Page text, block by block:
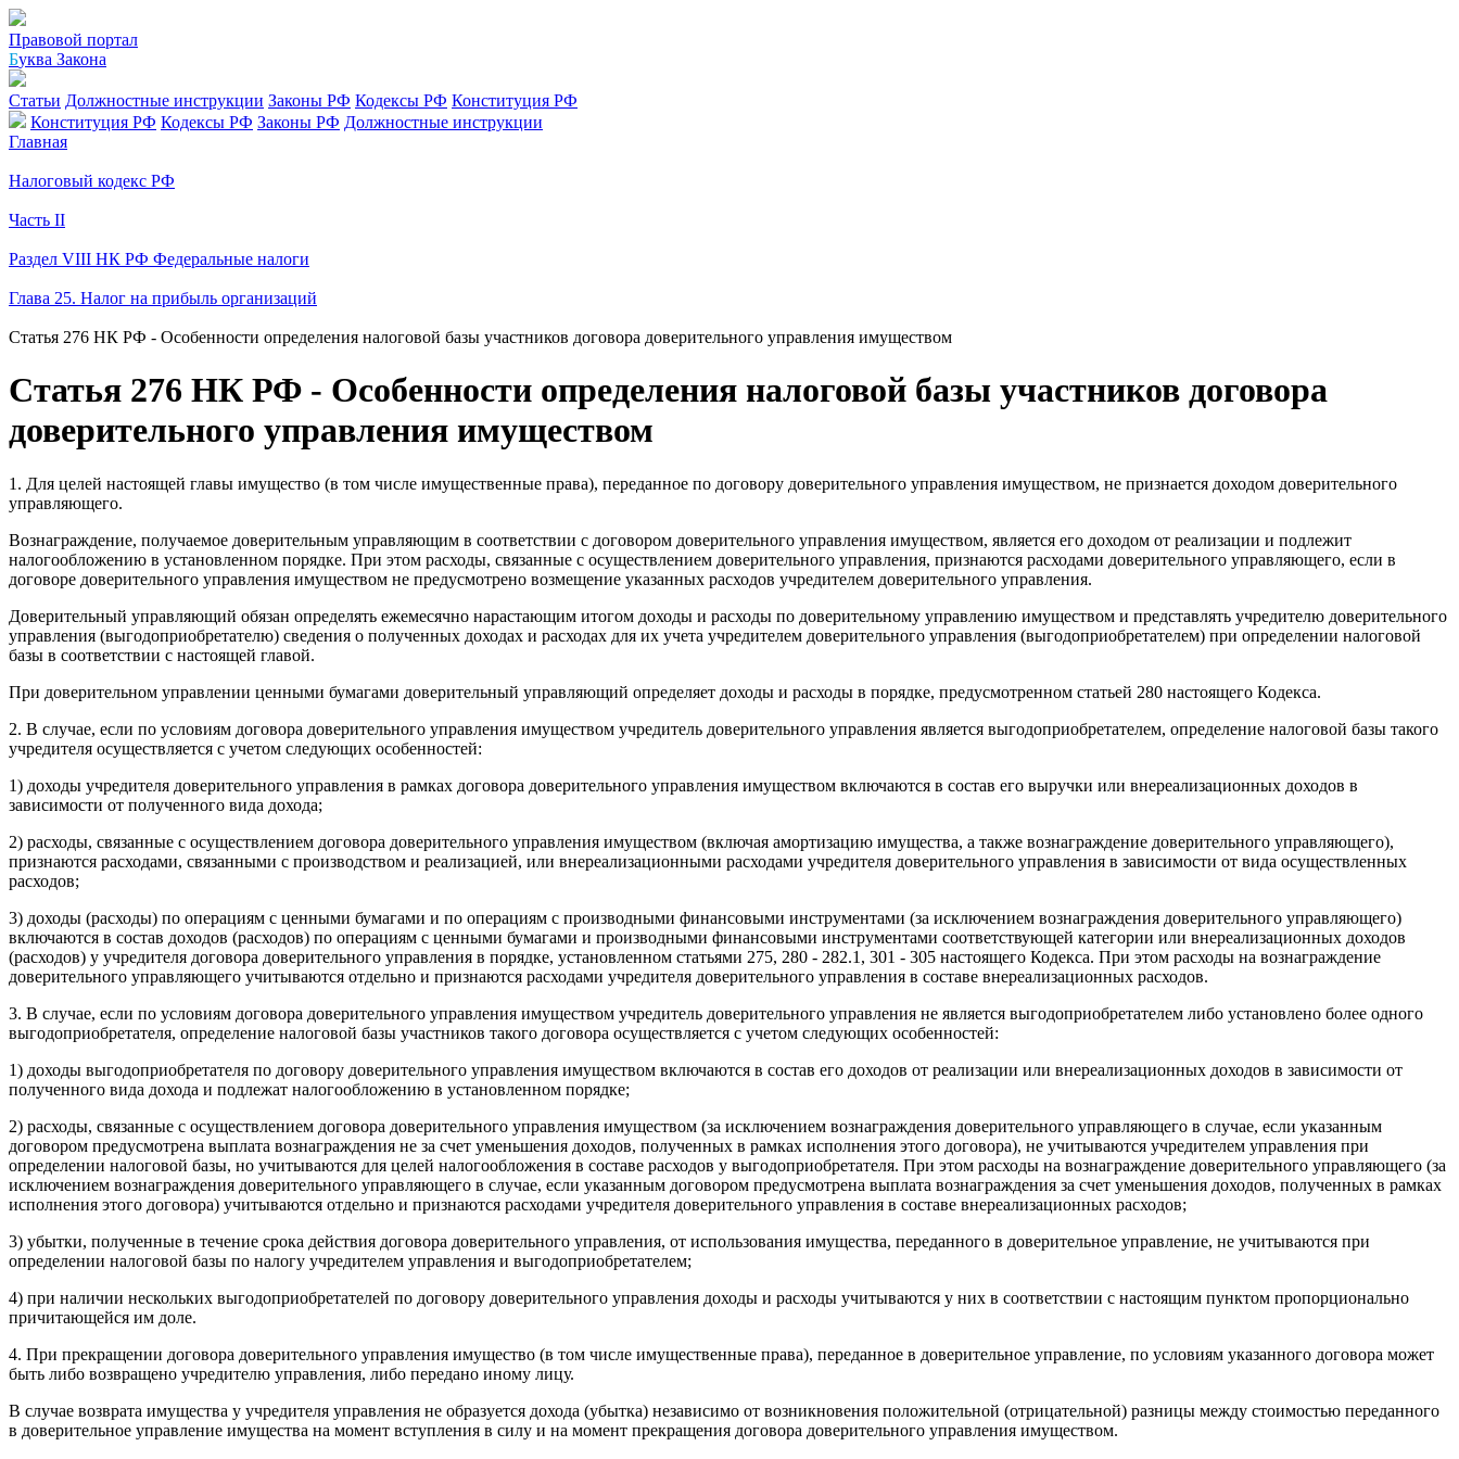
Правовой портал
Буква Закона
Статьи Должностные инструкции Законы РФ Кодексы РФ Конституция РФ
Конституция РФ Кодексы РФ Законы РФ Должностные инструкции
Главная
Налоговый кодекс РФ
Часть II
Раздел VIII НК РФ Федеральные налоги
Глава 25. Налог на прибыль организаций
Статья 276 НК РФ - Особенности определения налоговой базы участников договора доверительного управления имуществом
Статья 276 НК РФ - Особенности определения налоговой базы участников договора
доверительного управления имуществом
1. Для целей настоящей главы имущество (в том числе имущественные права), переданное по договору доверительного управления имуществом, не признается доходом доверительного
управляющего.
Вознаграждение, получаемое доверительным управляющим в соответствии с договором доверительного управления имуществом, является его доходом от реализации и подлежит
налогообложению в установленном порядке. При этом расходы, связанные с осуществлением доверительного управления, признаются расходами доверительного управляющего, если в
договоре доверительного управления имуществом не предусмотрено возмещение указанных расходов учредителем доверительного управления.
Доверительный управляющий обязан определять ежемесячно нарастающим итогом доходы и расходы по доверительному управлению имуществом и представлять учредителю доверительного
управления (выгодоприобретателю) сведения о полученных доходах и расходах для их учета учредителем доверительного управления (выгодоприобретателем) при определении налоговой
базы в соответствии с настоящей главой.
При доверительном управлении ценными бумагами доверительный управляющий определяет доходы и расходы в порядке, предусмотренном статьей 280 настоящего Кодекса.
2. В случае, если по условиям договора доверительного управления имуществом учредитель доверительного управления является выгодоприобретателем, определение налоговой базы такого
учредителя осуществляется с учетом следующих особенностей:
1) доходы учредителя доверительного управления в рамках договора доверительного управления имуществом включаются в состав его выручки или внереализационных доходов в
зависимости от полученного вида дохода;
2) расходы, связанные с осуществлением договора доверительного управления имуществом (включая амортизацию имущества, а также вознаграждение доверительного управляющего),
признаются расходами, связанными с производством и реализацией, или внереализационными расходами учредителя доверительного управления в зависимости от вида осуществленных
расходов;
3) доходы (расходы) по операциям с ценными бумагами и по операциям с производными финансовыми инструментами (за исключением вознаграждения доверительного управляющего)
включаются в состав доходов (расходов) по операциям с ценными бумагами и производными финансовыми инструментами соответствующей категории или внереализационных доходов
(расходов) у учредителя договора доверительного управления в порядке, установленном статьями 275, 280 - 282.1, 301 - 305 настоящего Кодекса. При этом расходы на вознаграждение
доверительного управляющего учитываются отдельно и признаются расходами учредителя доверительного управления в составе внереализационных расходов.
3. В случае, если по условиям договора доверительного управления имуществом учредитель доверительного управления не является выгодоприобретателем либо установлено более одного
выгодоприобретателя, определение налоговой базы участников такого договора осуществляется с учетом следующих особенностей:
1) доходы выгодоприобретателя по договору доверительного управления имуществом включаются в состав его доходов от реализации или внереализационных доходов в зависимости от
полученного вида дохода и подлежат налогообложению в установленном порядке;
2) расходы, связанные с осуществлением договора доверительного управления имуществом (за исключением вознаграждения доверительного управляющего в случае, если указанным
договором предусмотрена выплата вознаграждения не за счет уменьшения доходов, полученных в рамках исполнения этого договора), не учитываются учредителем управления при
определении налоговой базы, но учитываются для целей налогообложения в составе расходов у выгодоприобретателя. При этом расходы на вознаграждение доверительного управляющего (за
исключением вознаграждения доверительного управляющего в случае, если указанным договором предусмотрена выплата вознаграждения за счет уменьшения доходов, полученных в рамках
исполнения этого договора) учитываются отдельно и признаются расходами учредителя доверительного управления в составе внереализационных расходов;
3) убытки, полученные в течение срока действия договора доверительного управления, от использования имущества, переданного в доверительное управление, не учитываются при
определении налоговой базы по налогу учредителем управления и выгодоприобретателем;
4) при наличии нескольких выгодоприобретателей по договору доверительного управления доходы и расходы учитываются у них в соответствии с настоящим пунктом пропорционально
причитающейся им доле.
4. При прекращении договора доверительного управления имущество (в том числе имущественные права), переданное в доверительное управление, по условиям указанного договора может
быть либо возвращено учредителю управления, либо передано иному лицу.
В случае возврата имущества у учредителя управления не образуется дохода (убытка) независимо от возникновения положительной (отрицательной) разницы между стоимостью переданного
в доверительное управление имущества на момент вступления в силу и на момент прекращения договора доверительного управления имуществом.